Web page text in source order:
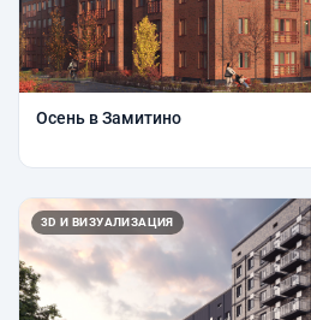
Осень в Замитино
3D И ВИЗУАЛИЗАЦИЯ